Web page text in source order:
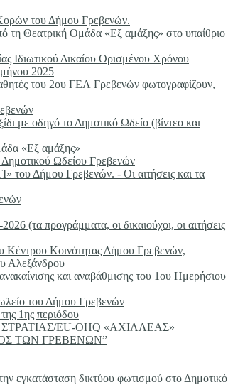
του Δήμου Γρεβενών.
Θεατρική Ομάδα «Εξ αμάξης» στο υπαίθριο
Δικαίου Ορισμένου Χρόνου
2025
του 2ου ΓΕΛ Γρεβενών φωτογραφίζουν,
με οδηγό το Δημοτικό Ωδείο (βίντεο και
«Εξ αμάξης»
Δημοτικού Ωδείου Γρεβενών
του Δήμου Γρεβενών. - Οι αιτήσεις και τα
(τα προγράμματα, οι δικαιούχοι, οι αιτήσεις
Κοινότητας Δήμου Γρεβενών,
Αλεξάνδρου
και αναβάθμισης του 1ου Ημερήσιου
του Δήμου Γρεβενών
1ης περιόδου
ΣΤΡΑΤΙΑΣ/EU-OHQ «ΑΧΙΛΛΕΑΣ»
ΤΩΝ ΓΡΕΒΕΝΩΝ”
εγκατάσταση δικτύου φωτισμού στο Δημοτικό